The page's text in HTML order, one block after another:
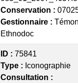
Conservation :
Gestionnaire :
Ethnodoc
ID : 75841
Type : Iconographie
Consultation :